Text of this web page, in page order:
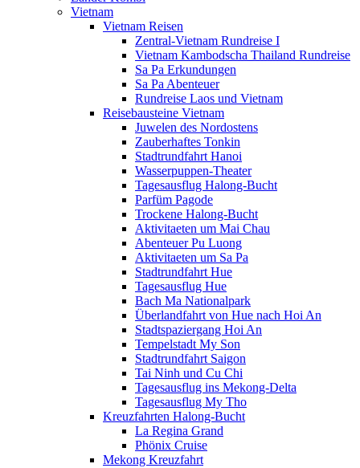
Vietnam
Vietnam Reisen
Zentral-Vietnam Rundreise I
Vietnam Kambodscha Thailand Rundreise
Sa Pa Erkundungen
Sa Pa Abenteuer
Rundreise Laos und Vietnam
Reisebausteine Vietnam
Juwelen des Nordostens
Zauberhaftes Tonkin
Stadtrundfahrt Hanoi
Wasserpuppen-Theater
Tagesausflug Halong-Bucht
Parfüm Pagode
Trockene Halong-Bucht
Aktivitaeten um Mai Chau
Abenteuer Pu Luong
Aktivitaeten um Sa Pa
Stadtrundfahrt Hue
Tagesausflug Hue
Bach Ma Nationalpark
Überlandfahrt von Hue nach Hoi An
Stadtspaziergang Hoi An
Tempelstadt My Son
Stadtrundfahrt Saigon
Tai Ninh und Cu Chi
Tagesausflug ins Mekong-Delta
Tagesausflug My Tho
Kreuzfahrten Halong-Bucht
La Regina Grand
Phönix Cruise
Mekong Kreuzfahrt